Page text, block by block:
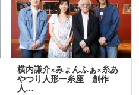
横内謙介×みょんふぁ×糸あ
やつり人形一糸座 創作
人…